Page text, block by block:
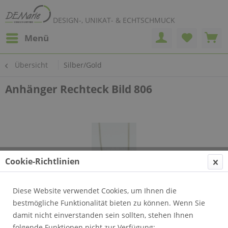
DESIGN-, UNIKAT- & ECHTSCHMUCK
Menü
Übersicht Silber/Gold
Anhänger Rechteck Bild 806
Cookie-Richtlinien
Diese Website verwendet Cookies, um Ihnen die
bestmögliche Funktionalität bieten zu können. Wenn Sie
damit nicht einverstanden sein sollten, stehen Ihnen